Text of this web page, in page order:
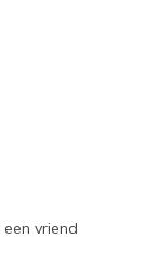
vriend